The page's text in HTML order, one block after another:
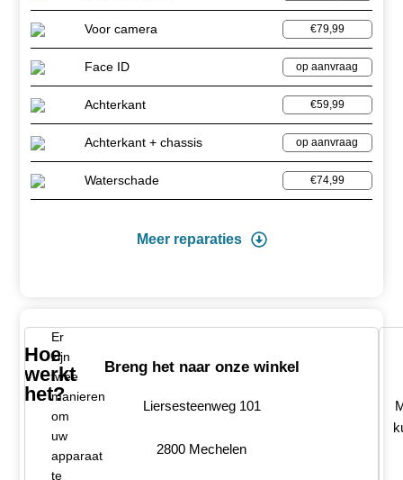
Voor camera €79,99
Face ID op aanvraag
Achterkant €59,99
Achterkant + chassis op aanvraag
Waterschade €74,99
Meer reparaties
Hoe
werkt
het?
Er
zijn
twee
manieren
om
uw
apparaat
te
Breng het naar onze winkel
Liersesteenweg 101
2800 Mechelen